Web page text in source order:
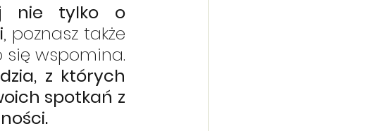
nie tylko o
, poznasz także
z których
spotkań z